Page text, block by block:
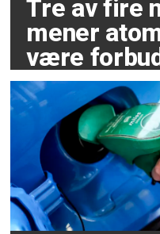
Tre av fire
mener
være